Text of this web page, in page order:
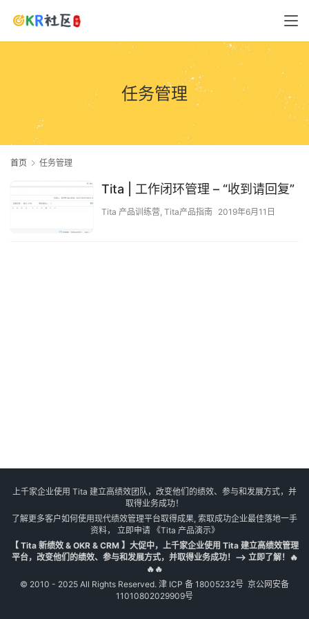
任务管理
首页 任务管理
Tita | 工作闭环管理 – “收到请回复”
Tita 产品训练营, Tita产品指南 2019年6月11日
上千家企业使用 Tita 建立高绩效团队，改变他们的绩效、参与和发展方式，并
取得业务成功！
了解更多客户如何使用现代绩效管理平台取得成果, 索取成功企业最佳落地一手
资料， 立即申请《Tita 产品演示》
【 Tita 新绩效 & OKR & CRM 】大促中，上千家企业使用 Tita 建立高绩效管理
平台，改变他们的绩效、参与和发展方式，并取得业务成功！--> 立即了解！🔥
🔥🔥
© 2010 - 2025 All Rights Reserved. 津 ICP 备 18005232号 京公网安备
11010802029909号